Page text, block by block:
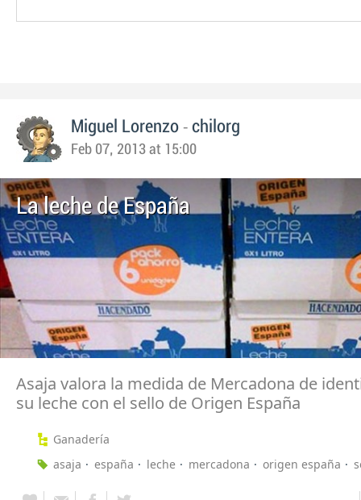
Miguel Lorenzo - chilorg
Feb 07, 2013 at 15:00
La leche de España
Asaja valora la medida de Mercadona de
su leche con el sello de Origen España
Ganadería
asaja
españa leche mercadona origen españa